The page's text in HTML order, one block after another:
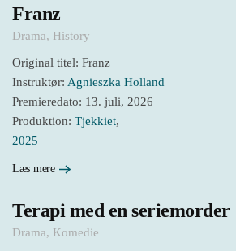
Franz
Drama, History
Original titel: Franz
Instruktør: Agnieszka Holland
Premieredato: 13. juli, 2026
Produktion: Tjekkiet,
2025
Læs mere
Terapi med en seriemorder
Drama, Komedie